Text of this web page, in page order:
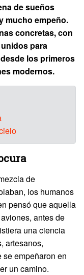
de sueños
mucho empeño.
concretas, con
para
los primeros
modernos.
de
los humanos
pensó que aquella
antes de
una ciencia
artesanos,
se empeñaron en
un camino.